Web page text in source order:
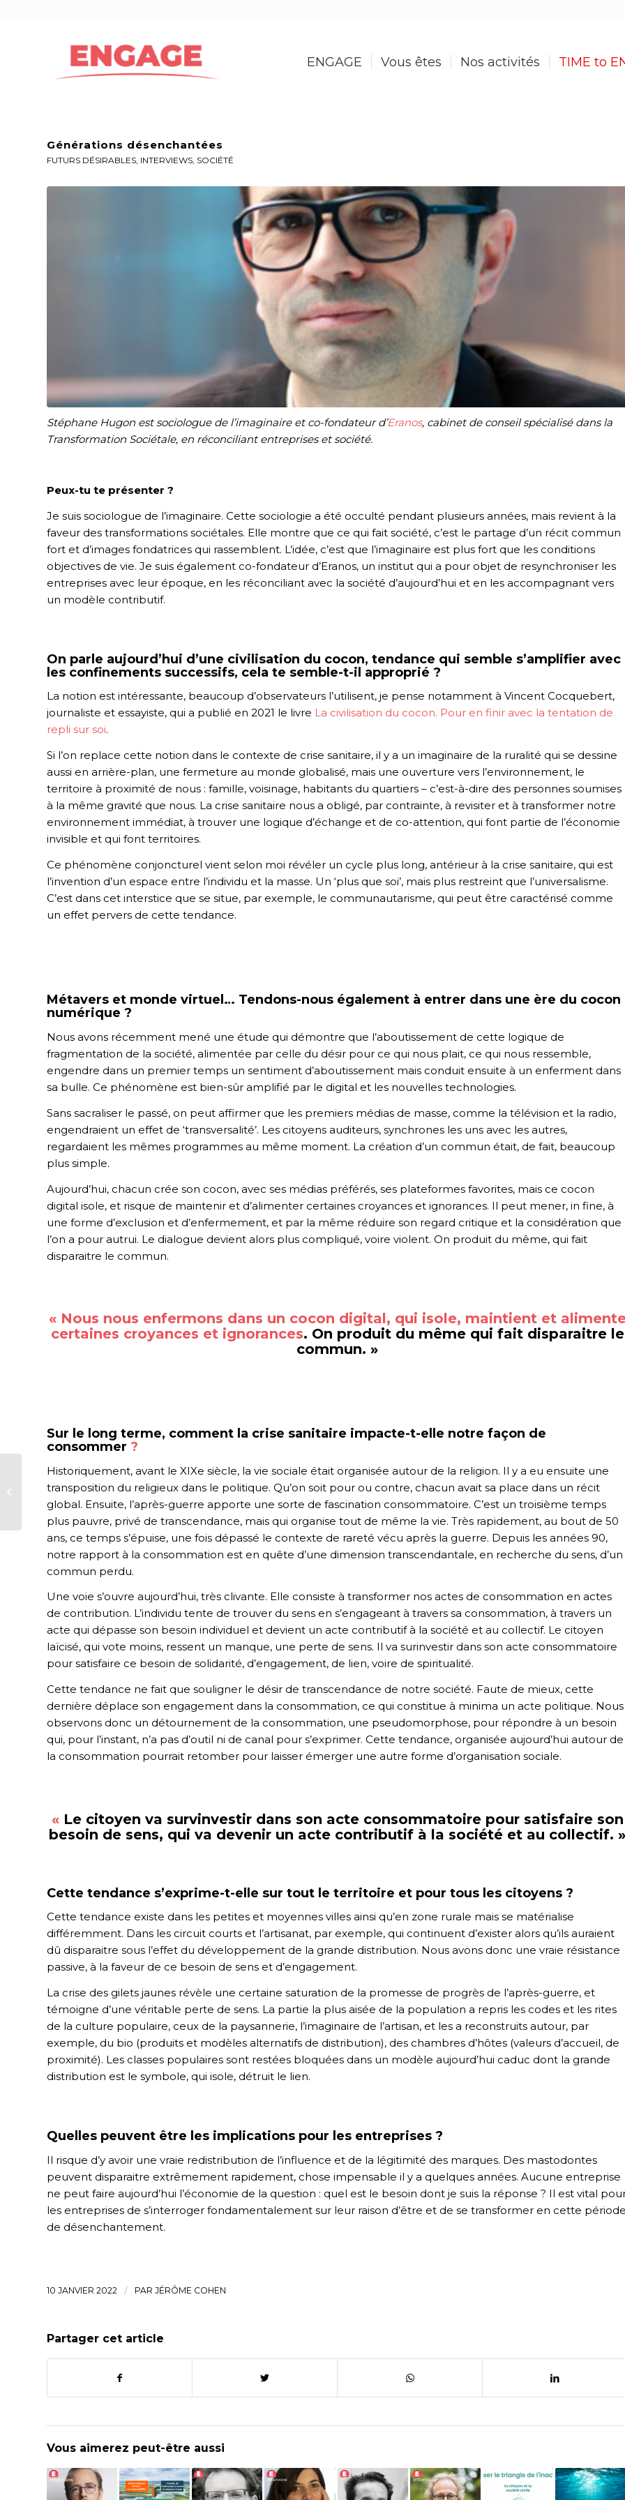
ENGAGE Vous êtes Nos activités TIME to
Générations désenchantées
FUTURS DÉSIRABLES, INTERVIEWS, SOCIÉTÉ
Stéphane Hugon est sociologue de l’imaginaire et co-fondateur d’Eranos, cabinet de conseil spécialisé dans la
Transformation Sociétale, en réconciliant entreprises et société.
Peux-tu te présenter ?
Je suis sociologue de l’imaginaire. Cette sociologie a été occulté pendant plusieurs années, mais revient à la
faveur des transformations sociétales. Elle montre que ce qui fait société, c’est le partage d’un récit commun
fort et d’images fondatrices qui rassemblent. L’idée, c’est que l’imaginaire est plus fort que les conditions
objectives de vie. Je suis également co-fondateur d’Eranos, un institut qui a pour objet de resynchroniser les
entreprises avec leur époque, en les réconciliant avec la société d’aujourd’hui et en les accompagnant vers
un modèle contributif.
On parle aujourd’hui d’une civilisation du cocon, tendance qui semble s’amplifier avec
les confinements successifs, cela te semble-t-il approprié ?
La notion est intéressante, beaucoup d’observateurs l’utilisent, je pense notamment à Vincent Cocquebert,
journaliste et essayiste, qui a publié en 2021 le livre La civilisation du cocon. Pour en finir avec la tentation de
repli sur soi.
Si l’on replace cette notion dans le contexte de crise sanitaire, il y a un imaginaire de la ruralité qui se dessine
aussi en arrière-plan, une fermeture au monde globalisé, mais une ouverture vers l’environnement, le
territoire à proximité de nous : famille, voisinage, habitants du quartiers – c’est-à-dire des personnes soumises
à la même gravité que nous. La crise sanitaire nous a obligé, par contrainte, à revisiter et à transformer notre
environnement immédiat, à trouver une logique d’échange et de co-attention, qui font partie de l’économie
invisible et qui font territoires.
Ce phénomène conjoncturel vient selon moi révéler un cycle plus long, antérieur à la crise sanitaire, qui est
l’invention d’un espace entre l’individu et la masse. Un ‘plus que soi’, mais plus restreint que l’universalisme.
C’est dans cet interstice que se situe, par exemple, le communautarisme, qui peut être caractérisé comme
un effet pervers de cette tendance.
Métavers et monde virtuel… Tendons-nous également à entrer dans une ère du cocon
numérique ?
Nous avons récemment mené une étude qui démontre que l’aboutissement de cette logique de
fragmentation de la société, alimentée par celle du désir pour ce qui nous plait, ce qui nous ressemble,
engendre dans un premier temps un sentiment d’aboutissement mais conduit ensuite à un enferment dans
sa bulle. Ce phénomène est bien-sûr amplifié par le digital et les nouvelles technologies.
Sans sacraliser le passé, on peut affirmer que les premiers médias de masse, comme la télévision et la radio,
engendraient un effet de ‘transversalité’. Les citoyens auditeurs, synchrones les uns avec les autres,
regardaient les mêmes programmes au même moment. La création d’un commun était, de fait, beaucoup
plus simple.
Aujourd’hui, chacun crée son cocon, avec ses médias préférés, ses plateformes favorites, mais ce cocon
digital isole, et risque de maintenir et d’alimenter certaines croyances et ignorances. Il peut mener, in fine, à
une forme d’exclusion et d’enfermement, et par la même réduire son regard critique et la considération que
l’on a pour autrui. Le dialogue devient alors plus compliqué, voire violent. On produit du même, qui fait
disparaitre le commun.
« Nous nous enfermons dans un cocon digital, qui isole, maintient et
certaines croyances et ignorances. On produit du même qui fait disparaitre le
commun.»
Sur le long terme, comment la crise sanitaire impacte-t-elle notre façon de
consommer ?
Historiquement, avant le XIXe siècle, la vie sociale était organisée autour de la religion. Il y a eu ensuite une
transposition du religieux dans le politique. Qu’on soit pour ou contre, chacun avait sa place dans un récit
global. Ensuite, l’après-guerre apporte une sorte de fascination consommatoire. C’est un troisième temps
plus pauvre, privé de transcendance, mais qui organise tout de même la vie. Très rapidement, au bout de 50
ans, ce temps s’épuise, une fois dépassé le contexte de rareté vécu après la guerre. Depuis les années 90,
notre rapport à la consommation est en quête d’une dimension transcendantale, en recherche du sens, d’un
commun perdu.
Une voie s’ouvre aujourd’hui, très clivante. Elle consiste à transformer nos actes de consommation en actes
de contribution. L’individu tente de trouver du sens en s’engageant à travers sa consommation, à travers un
acte qui dépasse son besoin individuel et devient un acte contributif à la société et au collectif. Le citoyen
laïcisé, qui vote moins, ressent un manque, une perte de sens. Il va surinvestir dans son acte consommatoire
pour satisfaire ce besoin de solidarité, d’engagement, de lien, voire de spiritualité.
Cette tendance ne fait que souligner le désir de transcendance de notre société. Faute de mieux, cette
dernière déplace son engagement dans la consommation, ce qui constitue à minima un acte politique. Nous
observons donc un détournement de la consommation, une pseudomorphose, pour répondre à un besoin
qui, pour l’instant, n’a pas d’outil ni de canal pour s’exprimer. Cette tendance, organisée aujourd’hui autour de
la consommation pourrait retomber pour laisser émerger une autre forme d’organisation sociale.
« Le citoyen va survinvestir dans son acte consommatoire pour satisfaire son
besoin de sens, qui va devenir un acte contributif à la société et au collectif.
Cette tendance s’exprime-t-elle sur tout le territoire et pour tous les citoyens ?
Cette tendance existe dans les petites et moyennes villes ainsi qu’en zone rurale mais se matérialise
différemment. Dans les circuit courts et l’artisanat, par exemple, qui continuent d’exister alors qu’ils auraient
dû disparaitre sous l’effet du développement de la grande distribution. Nous avons donc une vraie résistance
passive, à la faveur de ce besoin de sens et d’engagement.
La crise des gilets jaunes révèle une certaine saturation de la promesse de progrès de l’après-guerre, et
témoigne d’une véritable perte de sens. La partie la plus aisée de la population a repris les codes et les rites
de la culture populaire, ceux de la paysannerie, l’imaginaire de l’artisan, et les a reconstruits autour, par
exemple, du bio (produits et modèles alternatifs de distribution), des chambres d’hôtes (valeurs d’accueil, de
proximité). Les classes populaires sont restées bloquées dans un modèle aujourd’hui caduc dont la grande
distribution est le symbole, qui isole, détruit le lien.
Quelles peuvent être les implications pour les entreprises ?
Il risque d’y avoir une vraie redistribution de l’influence et de la légitimité des marques. Des mastodontes
peuvent disparaitre extrêmement rapidement, chose impensable il y a quelques années. Aucune entreprise
ne peut faire aujourd’hui l’économie de la question : quel est le besoin dont je suis la réponse ? Il est vital
les entreprises de s’interroger fondamentalement sur leur raison d’être et de se transformer en cette
de désenchantement.
10 JANVIER 2022 / PAR JÉRÔME COHEN
Partager cet article
Vous aimerez peut-être aussi
La mode au durable